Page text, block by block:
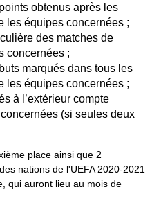
obtenus après les
les équipes concernées ;
des matches de
concernées ;
marqués dans tous les
les équipes concernées ;
à l’extérieur compte
(si seules deux
place ainsi que 2
nations de l'UEFA 2020-2021
qui auront lieu au mois de